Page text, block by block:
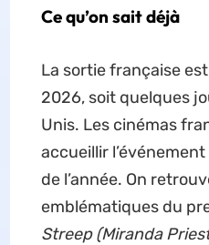
Ce qu’on sait déjà
La sortie française
2026, soit quelques
Unis. Les cinémas
accueillir
de l’année. On
emblématiques du
Streep (Miranda